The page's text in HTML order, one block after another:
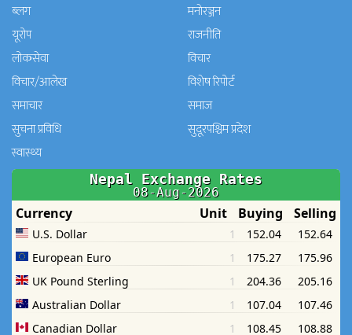
ब्लग
मनाेरञ्जन
यूरोप
राजनीति
लोकसेवा
विचार
विचार/आलेख
विशेष रिपोर्ट
समाचार
समाज
सुचना प्रविधि
सुदूरपश्चिम प्रदेश
स्वास्थ्य